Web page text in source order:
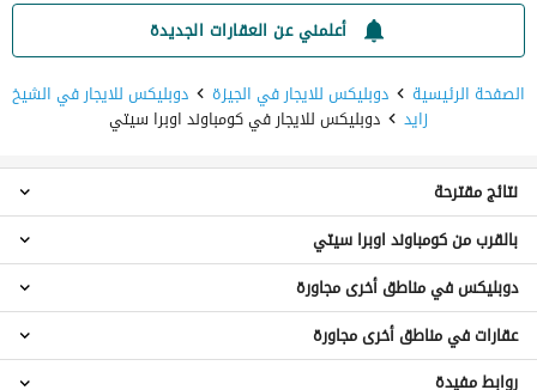
أعلمني عن العقارات الجديدة
الصفحة الرئيسية
دوبليكس للايجار في الجيزة دوبليكس للايجار في الشيخ
زايد دوبليكس للايجار في كومباوند اوبرا سيتي
دوبليكس 3 غرف نوم للايجار في كومباوند اوبرا سيتي
شقق للايجار في كومباوند اوبرا سيتي
عقارات للايجار في كومباوند اوبرا سيتي
نتائج مقترحة
دوبليكس للايجار في الحي الخامس
دوبليكس للايجار في كومباوند زد ويست
دوبليكس للايجار في الياسمين
دوبليكس للايجار في كومباوند حدائق المهندسين
بالقرب من كومباوند اوبرا سيتي
دوبليكس للايجار في سموحة
دوبليكس للايجار في الابراهيمية
دوبليكس في مناطق أخرى مجاورة
عقارات في مناطق أخرى مجاورة
روابط مفيدة